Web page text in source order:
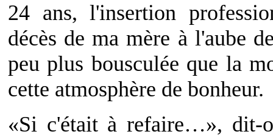
24 ans, l'insertion
décès de ma mère à l'aube
peu plus bousculée que la
cette atmosphère de bonheur.
«Si c'était à refaire…», dit-